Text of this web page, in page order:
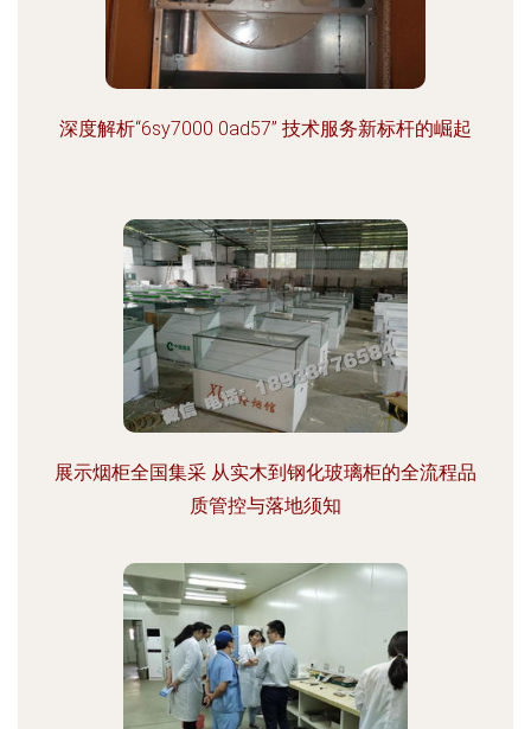
深度解析“6sy7000 0ad57” 技术服务新标杆的崛起
展示烟柜全国集采 从实木到钢化玻璃柜的全流程品
质管控与落地须知